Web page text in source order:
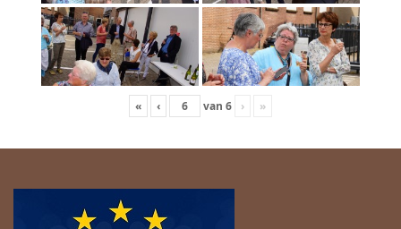
« ‹ van 6 › »